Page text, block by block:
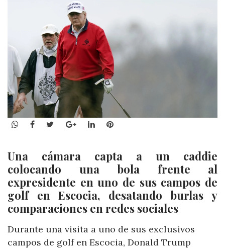
WhatsApp
Facebook
TwitterGoogle+LinkedInPinterest
Una cámara capta a un caddie
colocando una bola frente al
expresidente en uno de sus campos de
golf en Escocia, desatando burlas y
comparaciones en redes sociales
Durante una visita a uno de sus exclusivos
campos de golf en Escocia, Donald Trump